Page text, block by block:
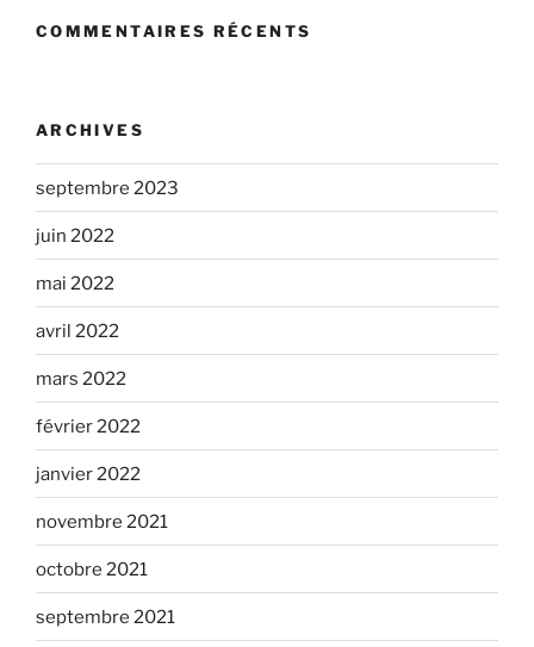
COMMENTAIRES RÉCENTS
ARCHIVES
septembre 2023
juin 2022
mai 2022
avril 2022
mars 2022
février 2022
janvier 2022
novembre 2021
octobre 2021
septembre 2021